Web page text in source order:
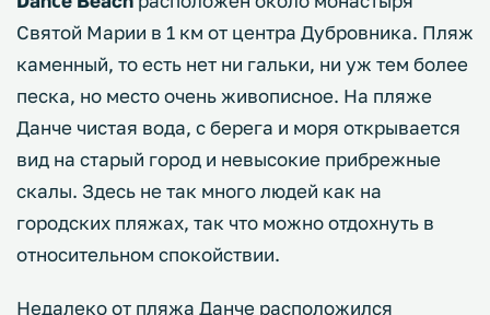
Святой Марии в 1 км от центра Дубровника. Пляж
каменный, то есть нет ни гальки, ни уж тем более
песка, но место очень живописное. На пляже
Данче чистая вода, с берега и моря открывается
вид на старый город и невысокие прибрежные
скалы. Здесь не так много людей как на
городских пляжах, так что можно отдохнуть в
относительном спокойствии.
Недалеко от пляжа Данче расположился